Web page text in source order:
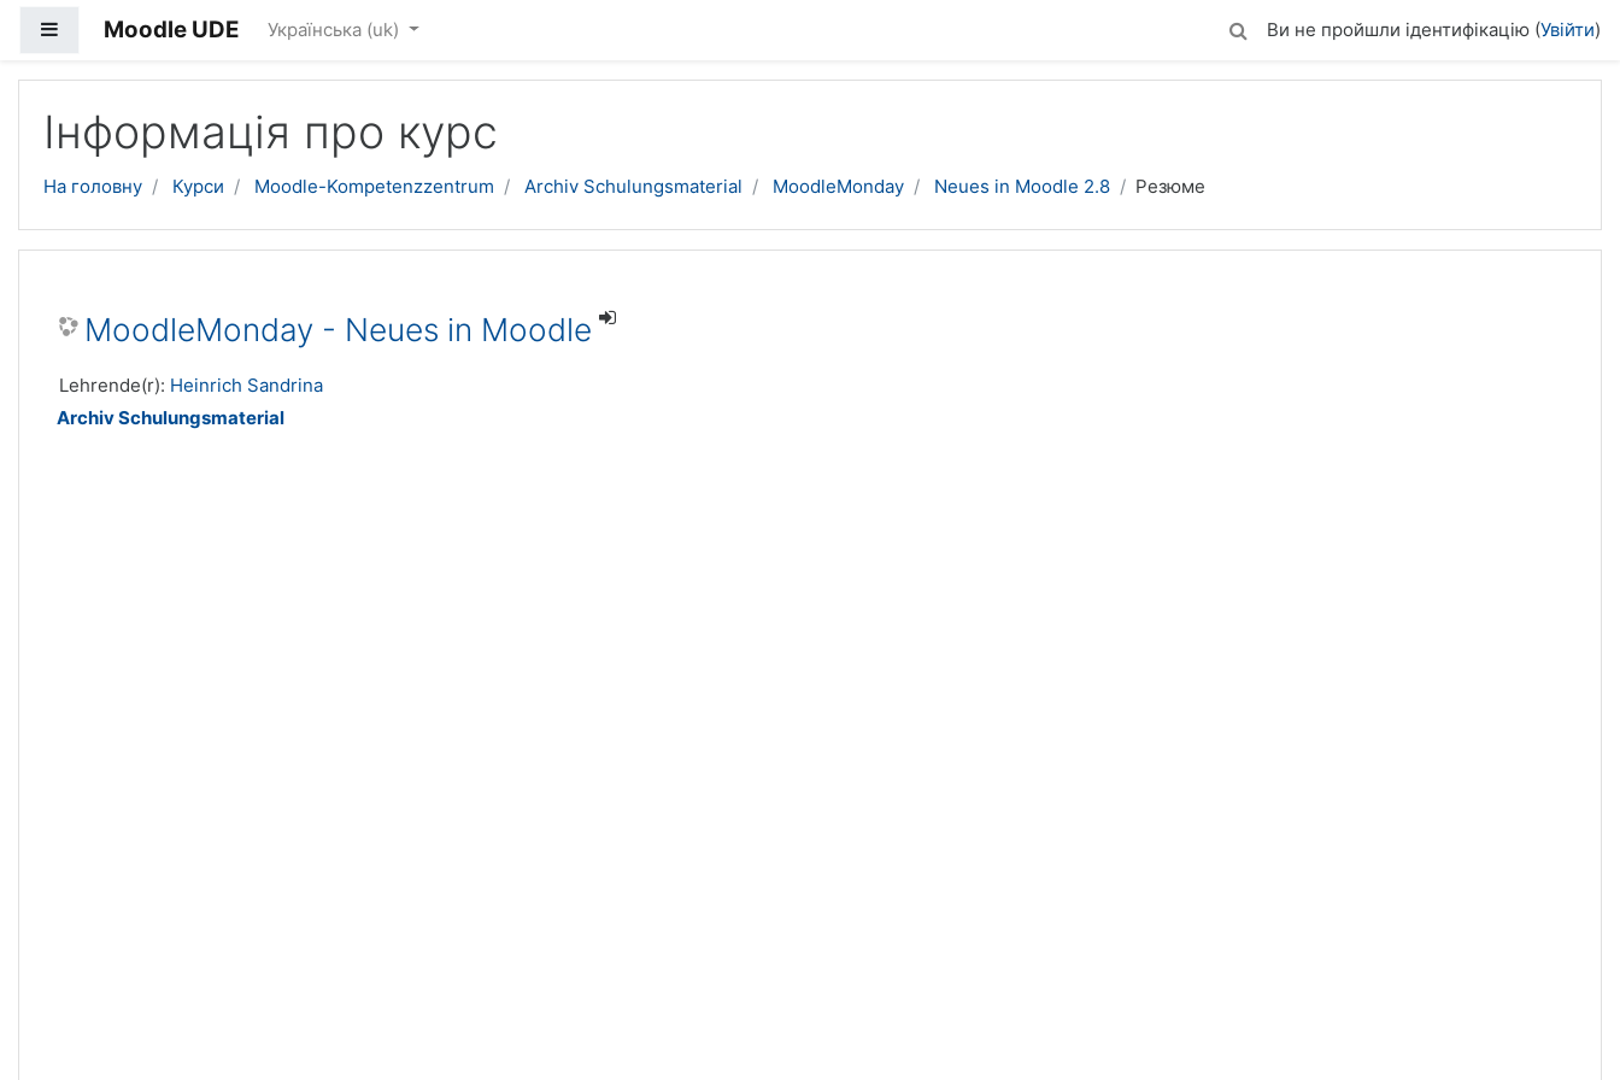
Бокова панель
Moodle UDE Українська ‎(uk)‎ Ви не пройшли ідентифікацію (Увійти)
Інформація про курс
На головну Курси Moodle-Kompetenzzentrum Archiv Schulungsmaterial MoodleMonday Neues in Moodle 2.8 Резюме
MoodleMonday - Neues in Moodle
Lehrende(r): Heinrich Sandrina
Archiv Schulungsmaterial